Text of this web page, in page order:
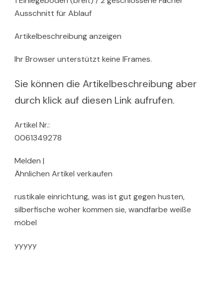
Ausschnitt für Ablauf
Artikelbeschreibung anzeigen
Ihr Browser unterstützt keine IFrames.
Sie können die Artikelbeschreibung aber
durch klick auf diesen Link aufrufen.
Artikel Nr.:
0061349278
Melden |
Ähnlichen Artikel verkaufen
rustikale einrichtung, was ist gut gegen husten,
silberfische woher kommen sie, wandfarbe weiße
möbel
yyyyy